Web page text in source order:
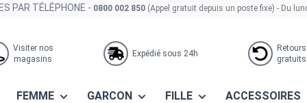
PAR TÉLÉPHONE - 0800 002 850 (Appel gratuit depuis un poste fixe) - Du
Visiter nos
magasins
Expédié sous 24h
Retours
gratuits
FEMME GARCON FILLE ACCESSOIRES